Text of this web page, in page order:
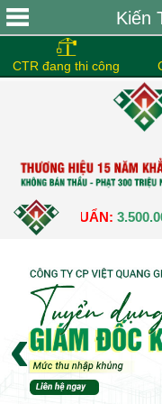
Kiến
CTR đang thi công
CHUẨN: 3.500.000 Đ –
‹